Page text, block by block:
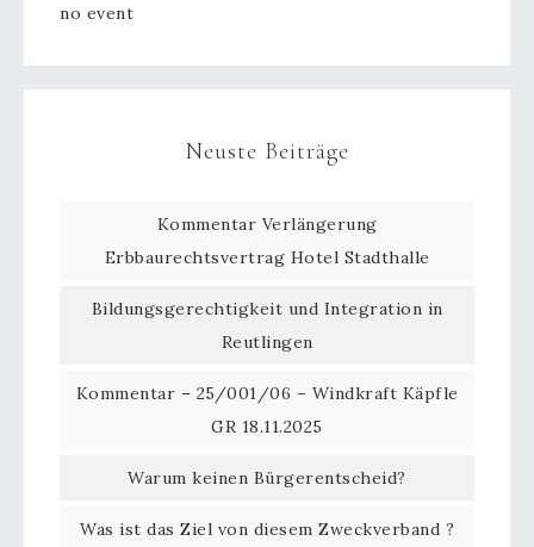
no event
Neuste Beiträge
Kommentar Verlängerung
Erbbaurechtsvertrag Hotel Stadthalle
Bildungsgerechtigkeit und Integration in
Reutlingen
Kommentar – 25/001/06 – Windkraft Käpfle
GR 18.11.2025
Warum keinen Bürgerentscheid?
Was ist das Ziel von diesem Zweckverband ?